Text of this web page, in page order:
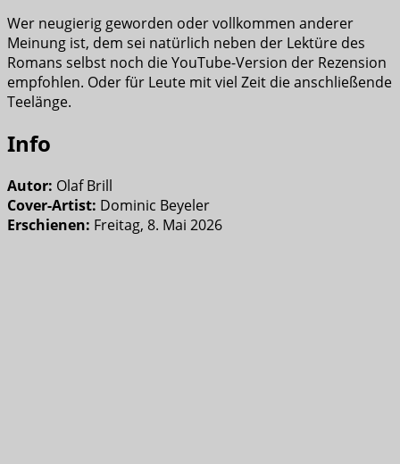
Wer neugierig geworden oder vollkommen anderer
Meinung ist, dem sei natürlich neben der Lektüre des
Romans selbst noch die YouTube-Version der Rezension
empfohlen. Oder für Leute mit viel Zeit die anschließende
Teelänge.
Info
Autor: Olaf Brill
Cover-Artist: Dominic Beyeler
Erschienen: Freitag, 8. Mai 2026